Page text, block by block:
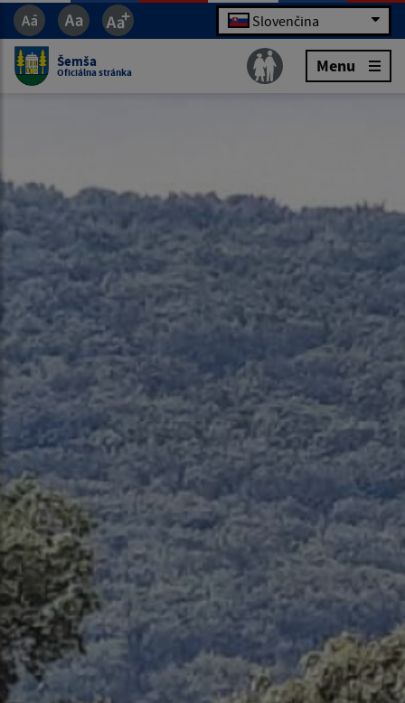
Slovenčina
Šemša
Oficiálna stránka Menu